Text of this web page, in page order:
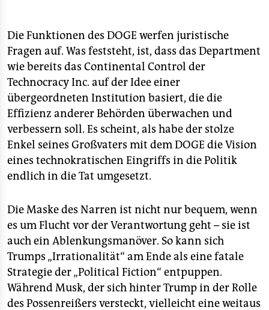
Die Funktionen des DOGE werfen juristische
Fragen auf. Was feststeht, ist, dass das Department
wie bereits das Continental Control der
Technocracy Inc. auf der Idee einer
übergeordneten Institution basiert, die die
Effizienz anderer Behörden überwachen und
verbessern soll. Es scheint, als habe der stolze
Enkel seines Großvaters mit dem DOGE die Vision
eines technokratischen Eingriffs in die Politik
endlich in die Tat umgesetzt.
Die Maske des Narren ist nicht nur bequem, wenn
es um Flucht vor der Verantwortung geht – sie ist
auch ein Ablenkungsmanöver. So kann sich
Trumps „Irrationalität“ am Ende als eine fatale
Strategie der „Political Fiction“ entpuppen.
Während Musk, der sich hinter Trump in der Rolle
des Possenreißers versteckt, vielleicht eine weitaus